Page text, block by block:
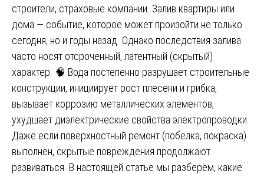
строители, страховые компании. Залив квартиры или
дома — событие, которое может произойти не только
сегодня, но и годы назад. Однако последствия залива
часто носят отсроченный, латентный (скрытый)
характер. 🧠 Вода постепенно разрушает строительные
конструкции, инициирует рост плесени и грибка,
вызывает коррозию металлических элементов,
ухудшает диэлектрические свойства электропроводки.
Даже если поверхностный ремонт (побелка, покраска)
выполнен, скрытые повреждения продолжают
развиваться. В настоящей статье мы разберём, какие